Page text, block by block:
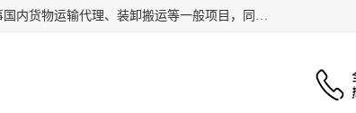
西安福鸿祥物流有限公司成立于2021年，位于陕西省西安市灞桥区，公司主要从事国内货物运输代理、装卸搬运等一般项目，同时具备道路货物运输（不含危险货物）的许可资质。凭借专业的物流服务和*的运输能力，公司致力于为客户提供安全、可靠的物流解决方案，满足多样化的运输需求，助力企业*运营。